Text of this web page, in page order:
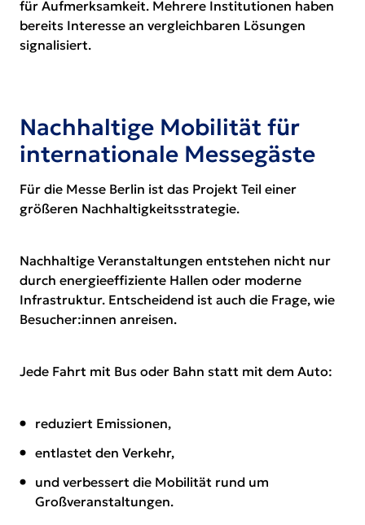
für Aufmerksamkeit. Mehrere Institutionen haben
bereits Interesse an vergleichbaren Lösungen
signalisiert.
Nachhaltige Mobilität für
internationale Messegäste
Für die Messe Berlin ist das Projekt Teil einer
größeren Nachhaltigkeitsstrategie.
Nachhaltige Veranstaltungen entstehen nicht nur
durch energieeffiziente Hallen oder moderne
Infrastruktur. Entscheidend ist auch die Frage, wie
Besucher:innen anreisen.
Jede Fahrt mit Bus oder Bahn statt mit dem Auto:
reduziert Emissionen,
entlastet den Verkehr,
und verbessert die Mobilität rund um
Großveranstaltungen.